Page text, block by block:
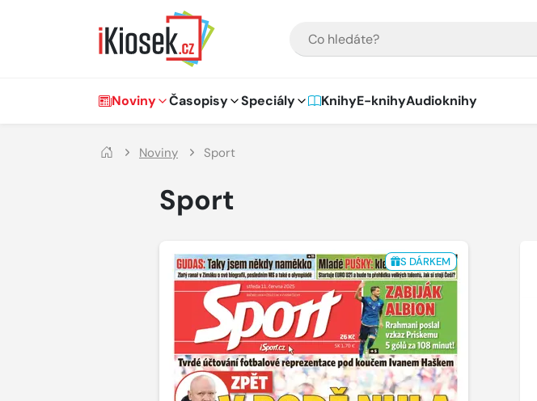
Hlavní navigace
Noviny Časopisy Speciály KnihyE-knihyAudioknihy
Noviny Sport
Sport
S DÁRKEM